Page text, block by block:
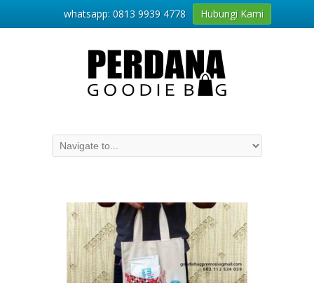
whatsapp: 0813 9939 4778 Hubungi Kami